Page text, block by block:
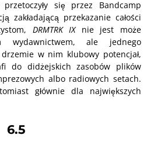
się przez Bandcamp
zakładającą przekazanie całości
DRMTRK IXnie jest może
wydawnictwem, ale jednego
w nim klubowy potencjał,
do didżejskich zasobów plików
albo radiowych setach.
głównie dla największych
6.5